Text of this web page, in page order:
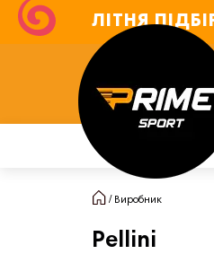
ЛІТНЯ
Виробник
Pellini